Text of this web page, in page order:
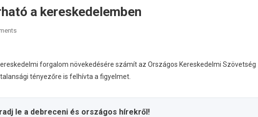
a kereskedelemben
forgalom növekedésére számít az Országos Kereskedelmi Szövetség
tényezőre is felhívta a figyelmet.
le a debreceni és országos hírekről!